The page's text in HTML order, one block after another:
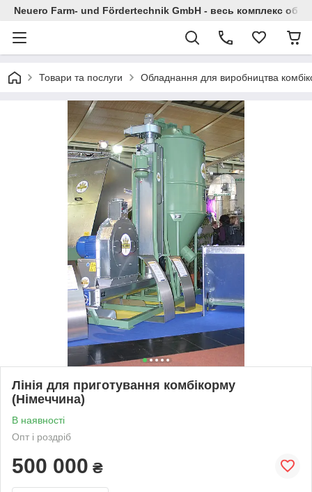
Neuero Farm- und Fördertechnik GmbH - весь комплекс
Товари та послуги Обладнання для виробництва
Лінія для приготування комбікорму
(Німеччина)
В наявності
Опт і роздріб
500 000 ₴